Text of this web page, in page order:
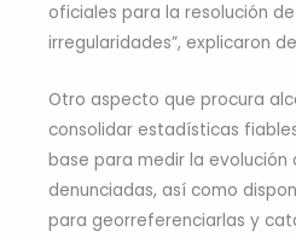
oficiales para la resolución
irregularidades”, explicaron
Otro aspecto que procura
consolidar estadísticas
base para medir la evolución
denunciadas, así como
para georreferenciarlas y